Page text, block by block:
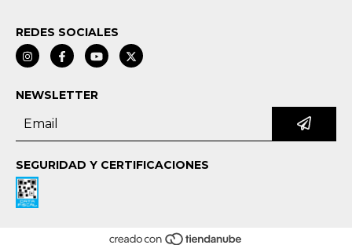
REDES SOCIALES
NEWSLETTER
SEGURIDAD Y CERTIFICACIONES